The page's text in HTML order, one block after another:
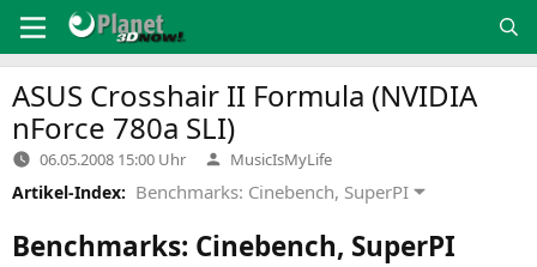
Inhalt
springen
ASUS Crosshair II Formula (NVIDIA
nForce 780a SLI)
06.05.2008 15:00 Uhr Verfasst
von
MusicIsMyLife
Artikel-Index: Benchmarks: Cinebench, SuperPI
Benchmarks: Cinebench, SuperPI